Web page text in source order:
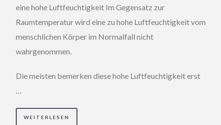
eine hohe Luftfeuchtigkeit Im Gegensatz zur
Raumtemperatur wird eine zu hohe Luftfeuchtigkeit vom
menschlichen Körper im Normalfall nicht
wahrgenommen.
Die meisten bemerken diese hohe Luftfeuchtigkeit erst
…
WEITERLESEN